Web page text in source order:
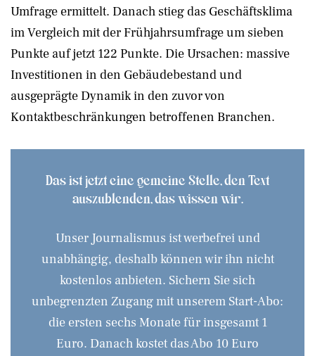
Umfrage ermittelt. Danach stieg das Geschäftsklima
im Vergleich mit der Frühjahrsumfrage um sieben
Punkte auf jetzt 122 Punkte. Die Ursachen: massive
Investitionen in den Gebäudebestand und
ausgeprägte Dynamik in den zuvor von
Kontaktbeschränkungen betroffenen Branchen.
Das ist jetzt eine gemeine Stelle, den Text
auszublenden, das wissen wir.
Unser Journalismus ist werbefrei und
unabhängig, deshalb können wir ihn nicht
kostenlos anbieten. Sichern Sie sich
unbegrenzten Zugang mit unserem Start-Abo:
die ersten sechs Monate für insgesamt 1
Euro. Danach kostet das Abo 10 Euro